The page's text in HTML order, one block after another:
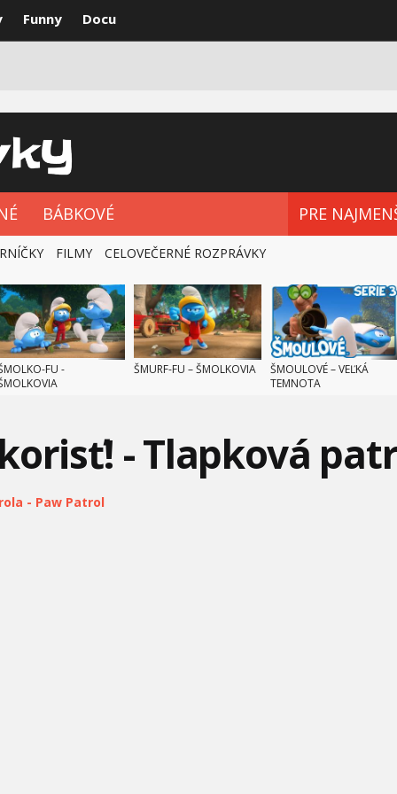
Funny Docu
BÁBKOVÉ PRE
FILMY CELOVEČERNÉ ROZPRÁVKY
FU -
ŠMURF-FU – ŠMOLKOVIA
ŠMOULOVÉ – VEĽKÁ
TEMNOTA
A JERRY – VÝZVA S
- Tlapková
- Paw Patrol